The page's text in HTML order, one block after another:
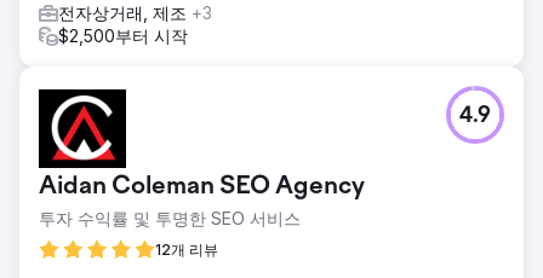
전자상거래, 제조 +3
$2,500부터 시작
Aidan Coleman SEO Agency
투자 수익률 및 투명한 SEO 서비스
12개 리뷰
4.9